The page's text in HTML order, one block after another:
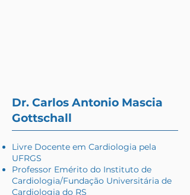
Dr. Carlos Antonio Mascia
Gottschall
Livre Docente em Cardiologia pela
UFRGS
Professor Emérito do Instituto de
Cardiologia/Fundação Universitária de
Cardiologia do RS